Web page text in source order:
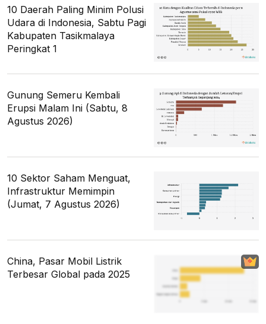
10 Daerah Paling Minim Polusi
Udara di Indonesia, Sabtu Pagi
Kabupaten Tasikmalaya
Peringkat 1
Gunung Semeru Kembali
Erupsi Malam Ini (Sabtu, 8
Agustus 2026)
10 Sektor Saham Menguat,
Infrastruktur Memimpin
(Jumat, 7 Agustus 2026)
China, Pasar Mobil Listrik
Terbesar Global pada 2025